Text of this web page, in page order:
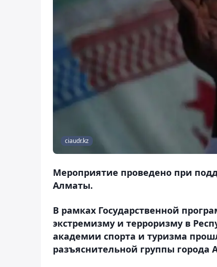
ciaudr.kz
Мероприятие проведено при
Алматы.
В рамках Государственной
экстремизму и терроризму в
академии спорта и туризма
разъяснительной группы города